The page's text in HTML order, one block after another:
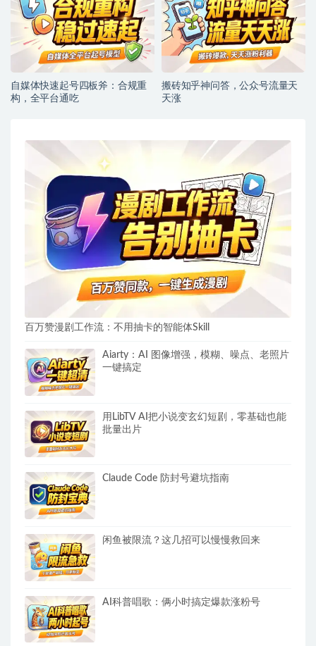
自媒体快速起号四板斧：合规重
构，全平台通吃
搬砖知乎神问答，公众号流量天
天涨
百万赞漫剧工作流：不用抽卡的智能体Skill
Aiarty：AI 图像增强，模糊、噪点、老照片
一键搞定
用LibTV AI把小说变玄幻短剧，零基础也能
批量出片
Claude Code 防封号避坑指南
闲鱼被限流？这几招可以慢慢救回来
AI科普唱歌：俩小时搞定爆款涨粉号